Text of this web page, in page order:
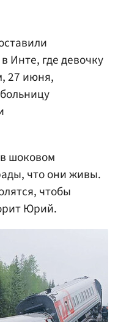
Инте, где девочку
27 июня,
шоковом
что они живы.
чтобы
Юрий.